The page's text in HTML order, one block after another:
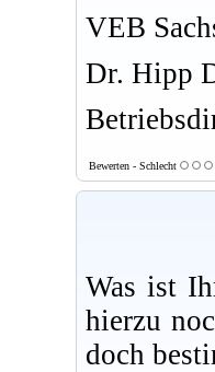
VEB
Dr. Hipp
Bewerten - Schlecht
Was ist
hierzu
doch